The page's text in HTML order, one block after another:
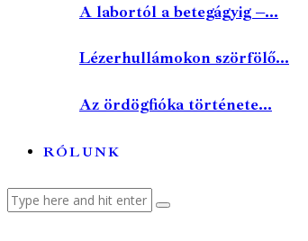
A labortól a betegágyig –...
Lézerhullámokon szörfölő...
Az ördögfióka története...
RÓLUNK